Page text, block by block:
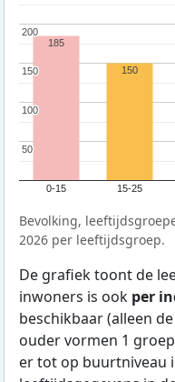
0-15 15-25
50
50
100
100
150
150
200
200
185
150
Bevolking,
2026 per leeftijdsgroep.
De grafiek toont de
inwoners is ook per
beschikbaar (alleen
ouder vormen 1
er tot op buurtniveau